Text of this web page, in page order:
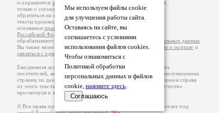
Мы используем файлы cookie
для улучшения работы сайта.
Оставаясь на сайте, вы
соглашаетесь с условиями
использования файлов cookies.
Чтобы ознакомиться с
Политикой обработки
персональных данных и файлов
cookie, нажмите здесь.
Соглашаюсь
и охраняются законом
. Перепечатка произведений возможна
только с согласия его автора, к которому вы можете
обратиться на его авторской странице. Ответственность за
тексты произведений авторы несут самостоятельно на
основанииправил публикацииизаконодательства
Российской Федерации
обрабатываются на основанииПолитики обработки персональных данных
Вы также можете посмотреть более подробнуюинформацию о портале и
связаться с администрацией
Ежедневная аудитория портала Проза.ру – порядка 100 тысяч
посетителей, которые в общей сумме просматривают более полумиллиона
страниц по данным счетчика посещаемости, который расположен справа
от этого текста. В каждой графе указано по две цифры: количество
просмотров и количество посетителей.
© Все права принадлежат авторам, 2000-2026. Портал работает под